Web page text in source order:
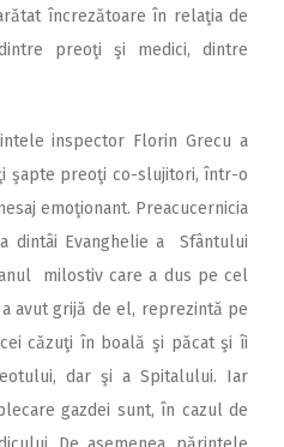
încrezătoare în relaţia de
preoţi şi medici, dintre
inspector Florin Grecu a
şapte preoţi co-slujitori, într-o
emoţionant. Preacucernicia
dintâi Evanghelie a Sfântului
milostiv care a dus pe cel
avut grijă de el, reprezintă pe
căzuţi în boală şi păcat şi îi
dar şi a Spitalului. Iar
gazdei sunt, în cazul de